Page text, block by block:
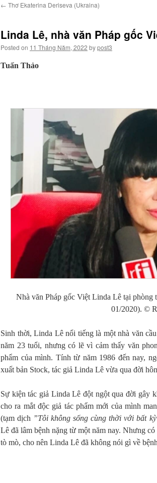
← Thơ Ekaterina Deriseva (Ukraina)
Linda Lê, nhà văn Pháp gốc
Posted on 11 Tháng Năm, 2022 bypost3
Tuấn Thảo
Nhà văn Pháp gốc Việt Linda Lê tại phòng
01/2020). ©
Sinh thời, Linda Lê nổi tiếng là một nhà văn
năm 23 tuổi, nhưng có lẽ vì cảm thấy văn
phẩm của mình. Tính từ năm 1986 đến nay,
xuất bản Stock, tác giả Linda Lê vừa qua đời
Sự kiện tác giả Linda Lê đột ngột qua đời gây
cho ra mắt độc giả tác phẩm mới của mình
(tạm dịch ”Tôi không sống cùng thời với bất
Lê đã lâm bệnh nặng từ một năm nay. Nhưng
tò mò, cho nên Linda Lê đã không nói gì về